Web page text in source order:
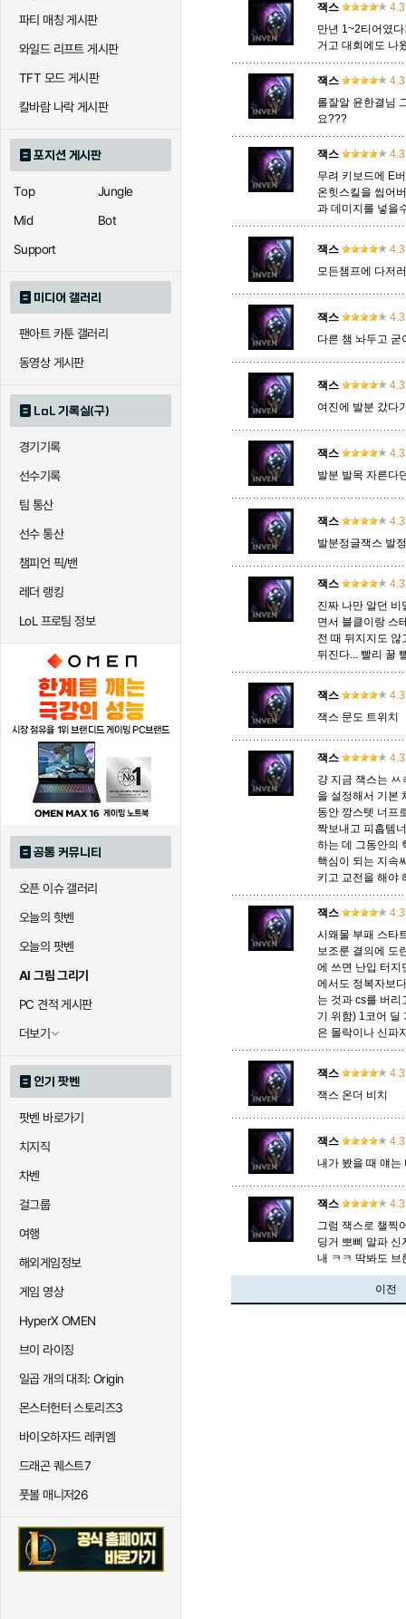
파티 매칭 게시판
와일드 리프트 게시판
TFT 모드 게시판
칼바람 나락 게시판
포지션 게시판
Top
Jungle
Mid
Bot
Support
미디어 갤러리
팬아트 카툰 갤러리
동영상 게시판
LoL 기록실(구)
경기기록
선수기록
팀 통산
선수 통산
챔피언 픽/밴
레더 랭킹
LoL 프로팀 정보
공통 커뮤니티
오픈 이슈 갤러리
오늘의 핫벤
오늘의 팟벤
AI 그림 그리기
PC 견적 게시판
더보기
인기 팟벤
팟벤 바로가기
치지직
차벤
걸그룹
여행
해외게임정보
게임 영상
HyperX OMEN
브이 라이징
일곱 개의 대죄: Origin
몬스터헌터 스토리즈3
바이오하자드 레퀴엠
드래곤 퀘스트7
풋볼 매니저26
아칼리 아크샨 아트록
에코 엘리스 오공
우르곳
자이라
직스
카이사
퀸 크산테 클레
트리스타나 트린다미어 트위스
하이머딩거 헤카림 흐웨
잭스
4.3
만년 1~2티어였
거고 대회에도 나
잭스
4.3
롤잘알 윤한결님
요???
잭스
4.3
무려 키보드에 E
온힛스킬을 씹어
과 데미지를 넣을
잭스
4.3
모든챔프에 다저
잭스
4.3
다른 챔 놔두고 굳
잭스
4.3
여진에 발분 갔다
잭스
4.3
발분 발목 자른다
잭스
4.3
발분정글잭스 발
잭스
4.3
진짜 나만 알던 비
면서 블클이랑 스
전 때 뒤지지도 않
뒤진다... 빨리 꿀
잭스
4.3
잭스 문도 트위치
잭스
4.3
걍 지금 잭스는
을 설정해서 기본
동안 깡스텟 너프
짝보내고 피흡템
하는 데 그동안의
핵심이 되는 지속
키고 교전을 해야
잭스
4.3
시왜물 부패 스타
보조룬 결의에 도
에 쓰면 난입 터지
에서도 정복자보
는 것과 cs를 버
기 위함) 1코어 딜
은 몰락이나 신파
잭스
4.3
잭스 온더 비치
잭스
4.3
내가 봤을 때 얘는
잭스
4.3
그럼 잭스로 챌찍
딩거 뽀삐 말파
내 ㅋㅋ 딱봐도 브
이전